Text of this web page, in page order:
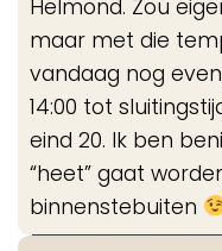
Helmond. Zou
maar met die
vandaag nog
14:00 tot
eind 20. Ik ben
“heet” gaat
binnenstebuiten